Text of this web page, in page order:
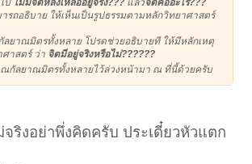
ป ไม่มีจิตหลงเหลืออยู่จริง??? แล้วจิตคืออะไร???
รถอธิบาย ให้เห็นเป็นรูปธรรมตามหลักวิทยาศาสตร์
ยาณมิตรทั้งหลาย โปรดช่วยอธิบายที ให้มีหลักเหตุ
าสตร์ ว่า จิตมีอยู่จริงหรือไม่??????
กัลยาณมิตรทั้งหลายไว้ล่วงหน้ามา ณ ที่นี้ด้วยครับ
ริงอย่าพึ่งคิดครับ ประเดี๋ยวหัวแตก